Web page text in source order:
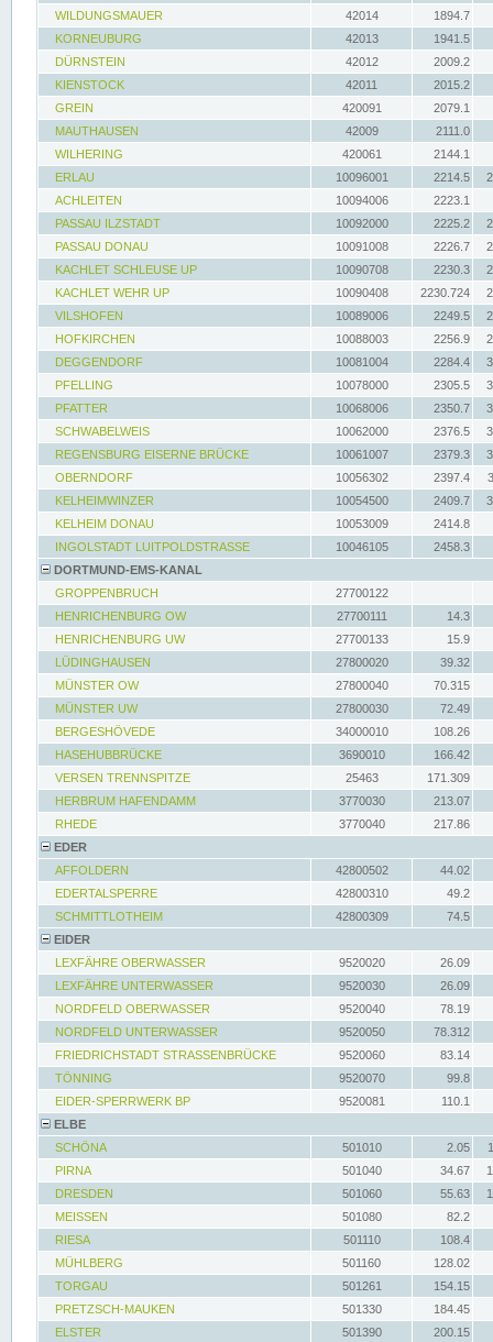
WILDUNGSMAUER
42014
1894.7
KORNEUBURG
42013
1941.5
DÜRNSTEIN
42012
2009.2
KIENSTOCK
42011
2015.2
GREIN
420091
2079.1
MAUTHAUSEN
42009
2111.0
WILHERING
420061
2144.1
ERLAU
10096001 2214.5
ACHLEITEN
10094006
2223.1
PASSAU ILZSTADT
10092000 2225.2
PASSAU DONAU
10091008 2226.7
KACHLET SCHLEUSE UP
10090708 2230.3
KACHLET WEHR UP
10090408 2230.724
VILSHOFEN
10089006 2249.5
HOFKIRCHEN
10088003 2256.9
DEGGENDORF
10081004 2284.4
PFELLING
10078000 2305.5
PFATTER
10068006 2350.7
SCHWABELWEIS
10062000 2376.5
REGENSBURG EISERNE BRÜCKE
10061007 2379.3
OBERNDORF
10056302 2397.4
KELHEIMWINZER
10054500 2409.7
KELHEIM DONAU
10053009
2414.8
INGOLSTADT LUITPOLDSTRASSE
10046105
2458.3
DORTMUND-EMS-KANAL
GROPPENBRUCH
27700122
HENRICHENBURG OW
27700111
14.3
HENRICHENBURG UW
27700133
15.9
LÜDINGHAUSEN
27800020
39.32
MÜNSTER OW
27800040
70.315
MÜNSTER UW
27800030
72.49
BERGESHÖVEDE
34000010
108.26
HASEHUBBRÜCKE
3690010
166.42
VERSEN TRENNSPITZE
25463
171.309
HERBRUM HAFENDAMM
3770030
213.07
RHEDE
3770040
217.86
EDER
AFFOLDERN
42800502
44.02
EDERTALSPERRE
42800310
49.2
SCHMITTLOTHEIM
42800309
74.5
EIDER
LEXFÄHRE OBERWASSER
9520020
26.09
LEXFÄHRE UNTERWASSER
9520030
26.09
NORDFELD OBERWASSER
9520040
78.19
NORDFELD UNTERWASSER
9520050
78.312
FRIEDRICHSTADT STRASSENBRÜCKE
9520060
83.14
TÖNNING
9520070
99.8
EIDER-SPERRWERK BP
9520081
110.1
ELBE
SCHÖNA
501010 2.05
PIRNA
501040 34.67
DRESDEN
501060 55.63
MEISSEN
501080
82.2
RIESA
501110
108.4
MÜHLBERG
501160
128.02
TORGAU
501261
154.15
PRETZSCH-MAUKEN
501330
184.45
ELSTER
501390
200.15